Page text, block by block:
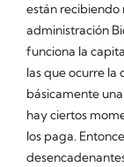
están recibiendo
administración
funciona la
las que ocurre la
básicamente
hay ciertos
los paga.